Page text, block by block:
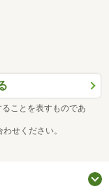
ことを表すものであ
せください。